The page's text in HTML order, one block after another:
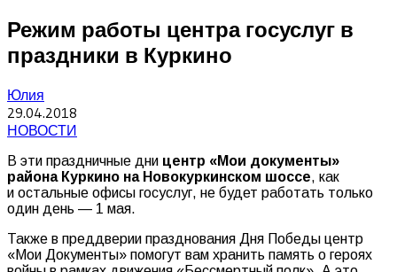
Режим работы центра госуслуг в
праздники в Куркино
Юлия
29.04.2018
НОВОСТИ
В эти праздничные дни центр «Мои документы»
района Куркино на Новокуркинском шоссе, как
и остальные офисы госуслуг, не будет работать только
один день — 1 мая.
Также в преддверии празднования Дня Победы центр
«Мои Документы» помогут вам хранить память о героях